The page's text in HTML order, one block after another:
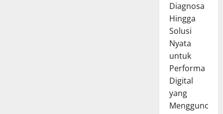
Diagnosa
Hingga
Solusi
Nyata
untuk
Performa
Digital
yang
Mengguncang